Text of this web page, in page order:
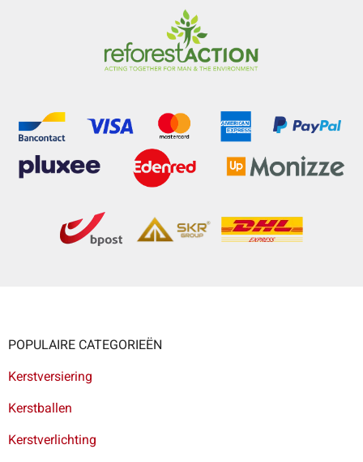
POPULAIRE CATEGORIEËN
Kerstversiering
Kerstballen
Kerstverlichting